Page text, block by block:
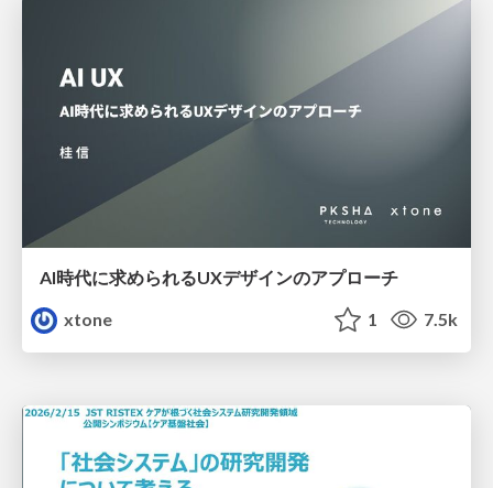
AI時代に求められるUXデザインのアプローチ
xtone
1 7.5k